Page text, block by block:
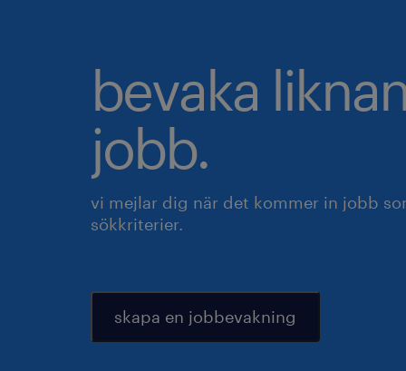
bevaka
jobb.
vi mejlar dig när det kommer in jobb
sökkriterier.
skapa en jobbevakning